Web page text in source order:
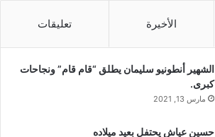
الأخيرة تعليقات
الشهير أنطونيو سليمان يطلق “قام قام” ونجاحات
كبرى.
مارس 13, 2021
حسين عياش يحتفل بعيد ميلاده